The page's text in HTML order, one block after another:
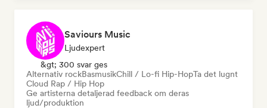
Saviours Music
Ljudexpert
&gt; 300 svar ges
Alternativ rockBasmusikChill / Lo-fi Hip-HopTa det lugnt
Cloud Rap / Hip Hop
Ge artisterna detaljerad feedback om deras
ljud/produktion